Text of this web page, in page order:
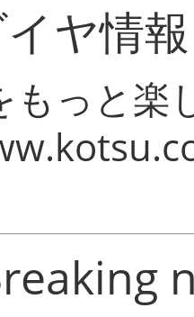
ヤ情
もっと楽